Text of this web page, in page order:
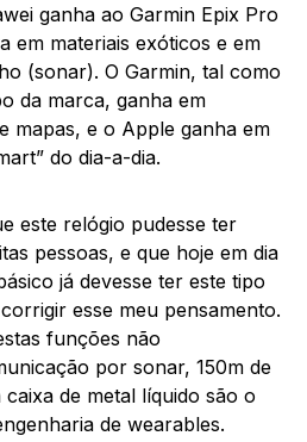
ganha ao Garmin Epix Pro
em materiais exóticos e em
(sonar). O Garmin, tal como
da marca, ganha em
mapas, e o Apple ganha em
do dia-a-dia.
este relógio pudesse ter
pessoas, e que hoje em dia
já devesse ter este tipo
esse meu pensamento.
funções não
por sonar, 150m de
de metal líquido são o
de wearables.